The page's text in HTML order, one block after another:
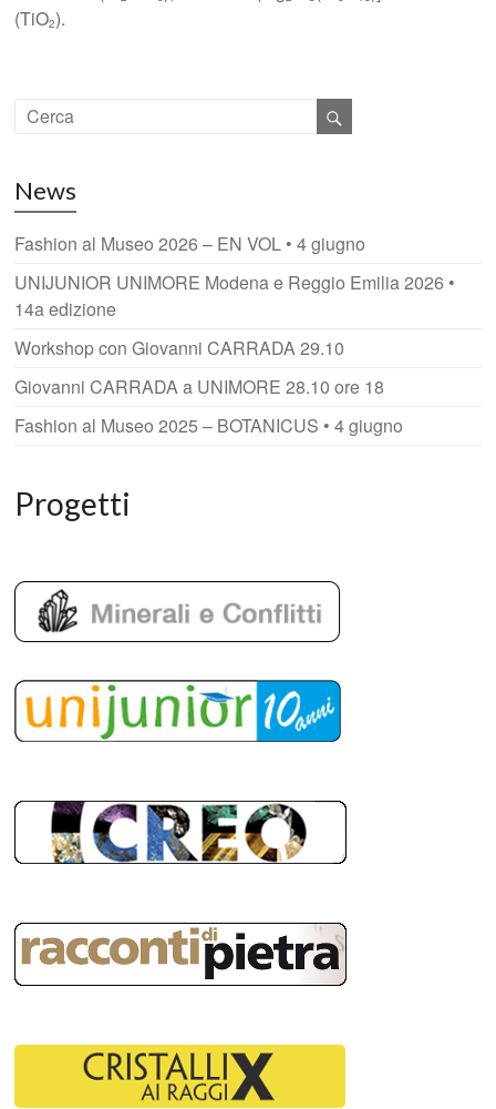
(TiO2).
News
Fashion al Museo 2026 – EN VOL • 4 giugno
UNIJUNIOR UNIMORE Modena e Reggio Emilia 2026 •
14a edizione
Workshop con Giovanni CARRADA 29.10
Giovanni CARRADA a UNIMORE 28.10 ore 18
Fashion al Museo 2025 – BOTANICUS • 4 giugno
Progetti